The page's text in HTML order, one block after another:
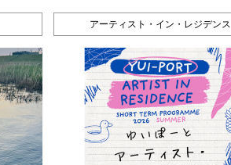
アーティスト・イン・レジデンス